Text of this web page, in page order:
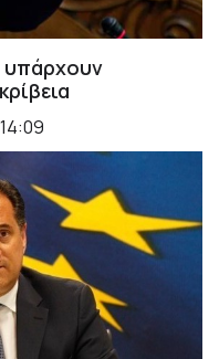
υπάρχουν